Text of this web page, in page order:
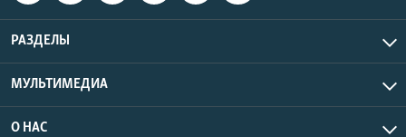
РАЗДЕЛЫ
МУЛЬТИМЕДИА
О НАС